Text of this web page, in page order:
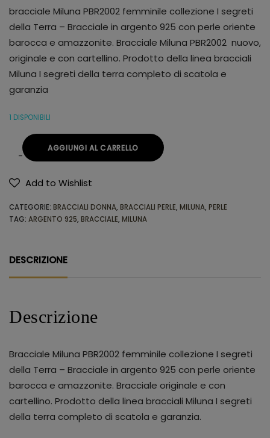
bracciale Miluna PBR2002 femminile collezione I segreti
della Terra – Bracciale in argento 925 con perle oriente
barocca e amazzonite. Bracciale Miluna PBR2002 nuovo,
originale e con cartellino. Prodotto della linea bracciali
Miluna I segreti della terra completo di scatola e
garanzia
1 DISPONIBILI
AGGIUNGI AL CARRELLO
Add to Wishlist
CATEGORIE: BRACCIALI DONNA, BRACCIALI PERLE, MILUNA, PERLE
TAG: ARGENTO 925, BRACCIALE, MILUNA
DESCRIZIONE
Descrizione
Bracciale Miluna PBR2002 femminile collezione I segreti
della Terra – Bracciale in argento 925 con perle oriente
barocca e amazzonite. Bracciale originale e con
cartellino. Prodotto della linea bracciali Miluna I segreti
della terra completo di scatola e garanzia.